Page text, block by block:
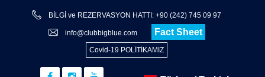
BİLGİ ve REZERVASYON HATTI: +90 (242) 745 09 97
info@clubbigblue.com Fact Sheet
Covid-19 POLİTİKAMIZ